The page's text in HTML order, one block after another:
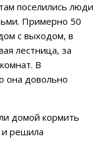
поселились люди
Примерно 50
с выходом, в
лестница, за
В
она довольно
домой кормить
решила